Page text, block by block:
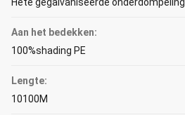
Aan het bedekken:
100%shading PE
Lengte:
10100M